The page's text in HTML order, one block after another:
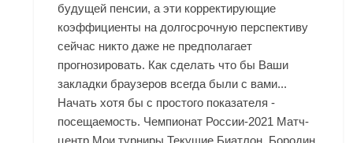
будущей пенсии, а эти корректирующие
коэффициенты на долгосрочную перспективу
сейчас никто даже не предполагает
прогнозировать. Как сделать что бы Ваши
закладки браузеров всегда были с вами...
Начать хотя бы с простого показателя -
посещаемость. Чемпионат России-2021 Матч-
центр Мои турниры Текущие Биатлон. Бородин